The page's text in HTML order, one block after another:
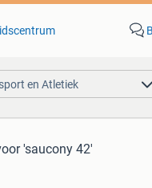
en Atletiek
'saucony 42'